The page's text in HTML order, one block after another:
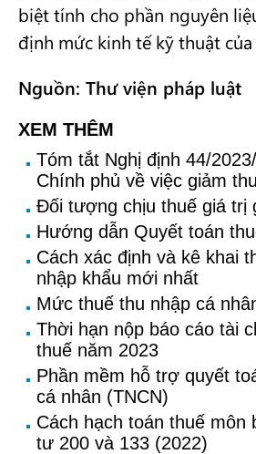
biệt tính cho phần nguyên
định mức kinh tế kỹ thuật của
Nguồn: Thư viện pháp luật
XEM THÊM
Tóm tắt Nghị định 44/
Chính phủ về việc giảm
Đối tượng chịu thuế giá trị
Hướng dẫn Quyết toán
Cách xác định và kê khai
nhập khẩu mới nhất
Mức thuế thu nhập cá
Thời hạn nộp báo cáo tài
thuế năm 2023
Phần mềm hỗ trợ quyết
cá nhân (TNCN)
Cách hạch toán thuế môn
tư 200 và 133 (2022)